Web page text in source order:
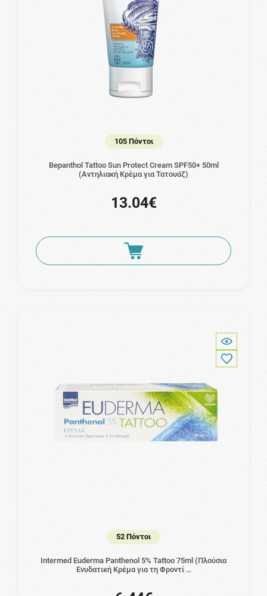
105 Πόντοι
Bepanthol Tattoo Sun Protect Cream SPF50+ 50ml
(Αντηλιακή Κρέμα για Τατουάζ)
13.04€
52 Πόντοι
Intermed Euderma Panthenol 5% Tattoo 75ml (Πλούσια
Ενυδατική Κρέμα για τη Φροντί …